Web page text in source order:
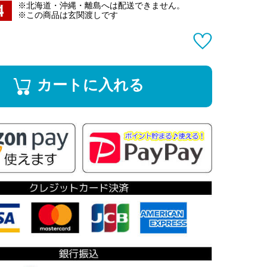
※北海道・沖縄・離島へは配送できません。
※この商品は玄関渡しです
カートに入れる